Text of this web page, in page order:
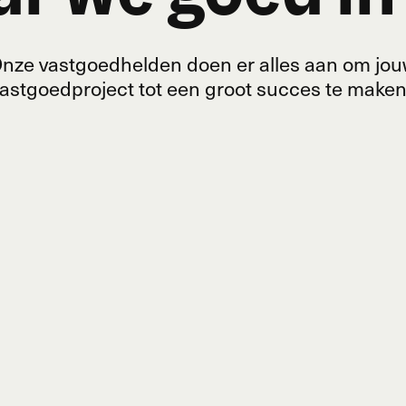
vastgoedhelden doen er alles aan om
tot een groot succes te